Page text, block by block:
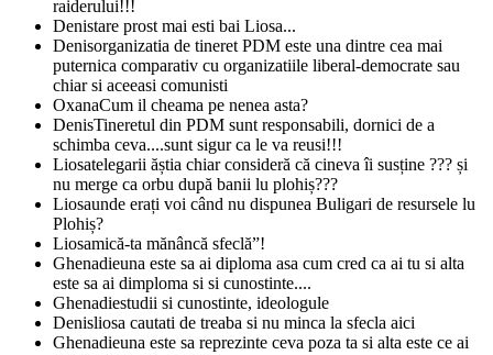
raiderului!!!
Denistare prost mai esti bai Liosa...
Denisorganizatia de tineret PDM este una dintre cea mai
puternica comparativ cu organizatiile liberal-democrate sau
chiar si aceeasi comunisti
OxanaCum il cheama pe nenea asta?
DenisTineretul din PDM sunt responsabili, dornici de a
schimba ceva....sunt sigur ca le va reusi!!!
Liosatelegarii ăștia chiar consideră că cineva îi susține ??? și
nu merge ca orbu după banii lu plohiș???
Liosaunde erați voi când nu dispunea Buligari de resursele lu
Plohiș?
Liosamică-ta mănâncă sfeclă”!
Ghenadieuna este sa ai diploma asa cum cred ca ai tu si alta
este sa ai dimploma si si cunostinte....
Ghenadiestudii si cunostinte, ideologule
Denisliosa cautati de treaba si nu minca la sfecla aici
Ghenadieuna este sa reprezinte ceva poza ta si alta este ce ai